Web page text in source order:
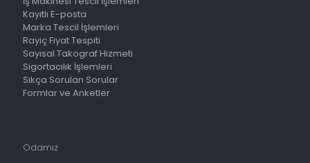
Kayıtlı E-posta
Marka Tescil İşlemleri
Rayiç Fiyat Tespiti
Sayısal Takograf Hizmeti
Sigortacılık İşlemleri
Sıkça Sorulan Sorular
Formlar ve Anketler
Odamız